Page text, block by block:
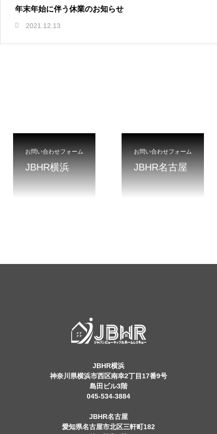
年末年始に伴う休業のお知らせ
2021.12.13
お問い合わせフォーム
JBHR横浜
お問い合わせフォーム
JBHR名古屋
JBHR横浜
神奈川県横浜市西区南幸2丁目17番9号
島田ビル3階
045-534-3884
JBHR名古屋
愛知県名古屋市北区三軒町182